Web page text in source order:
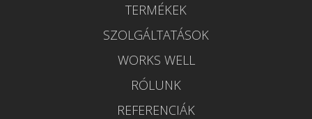
TERMÉKEK
SZOLGÁLTATÁSOK
WORKS WELL
RÓLUNK
REFERENCIÁK